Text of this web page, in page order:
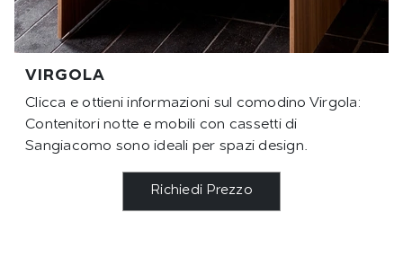
VIRGOLA
Clicca e ottieni informazioni sul comodino Virgola:
Contenitori notte e mobili con cassetti di
Sangiacomo sono ideali per spazi design.
Richiedi Prezzo